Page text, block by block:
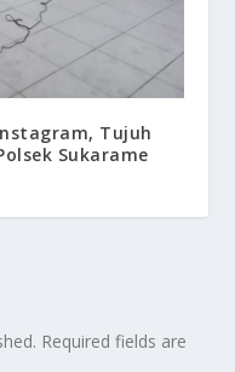
Tujuh
Sukarame
Required fields are